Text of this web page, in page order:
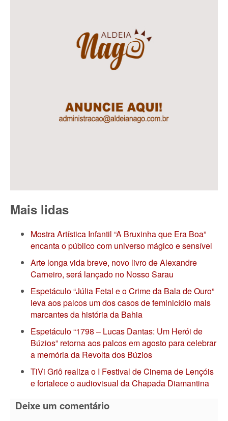
Mais lidas
Mostra Artística Infantil “A Bruxinha que Era Boa”
encanta o público com universo mágico e sensível
Arte longa vida breve, novo livro de Alexandre
Carneiro, será lançado no Nosso Sarau
Espetáculo “Júlia Fetal e o Crime da Bala de Ouro”
leva aos palcos um dos casos de feminicídio mais
marcantes da história da Bahia
Espetáculo “1798 – Lucas Dantas: Um Herói de
Búzios” retorna aos palcos em agosto para celebrar
a memória da Revolta dos Búzios
TiVi Griô realiza o I Festival de Cinema de Lençóis
e fortalece o audiovisual da Chapada Diamantina
Deixe um comentário